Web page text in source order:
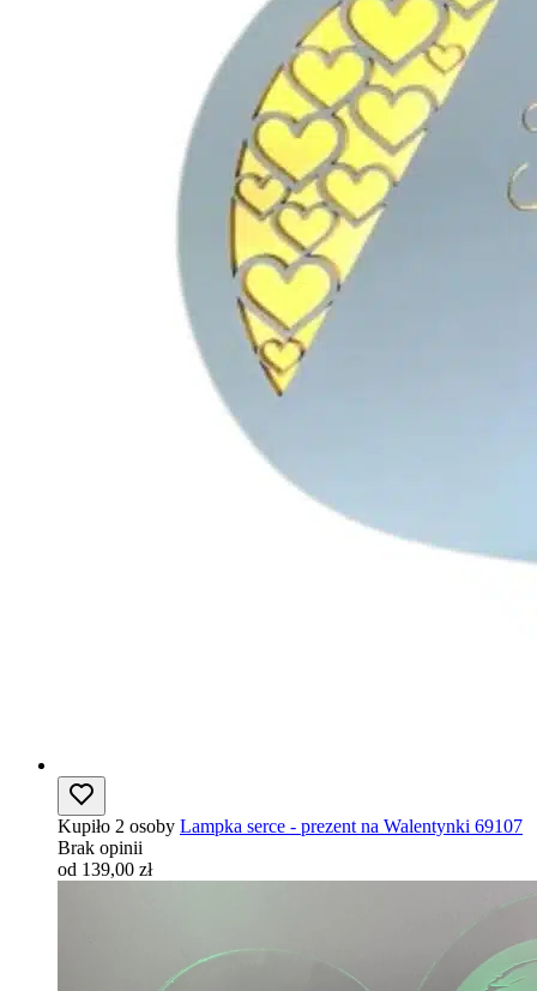
Kupiło 2 osoby Lampka serce - prezent na Walentynki 69107
Brak opinii
od 139,00 zł